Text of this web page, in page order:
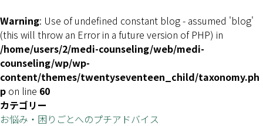
Warning: Use of undefined constant blog - assumed 'blog'
(this will throw an Error in a future version of PHP) in
/home/users/2/medi-counseling/web/medi-
counseling/wp/wp-
content/themes/twentyseventeen_child/taxonomy.ph
p on line 60
カテゴリー
お悩み・困りごとへのプチアドバイス